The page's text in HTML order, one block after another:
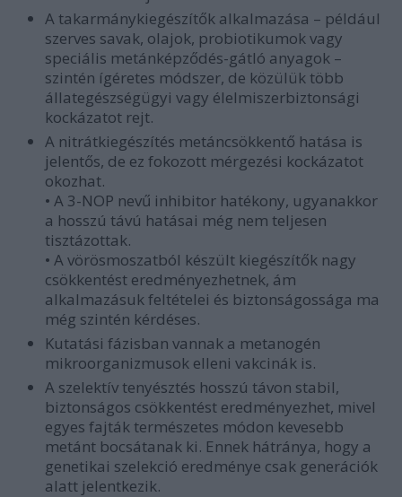
A takarmánykiegészítők alkalmazása – például
szerves savak, olajok, probiotikumok vagy
speciális metánképződés-gátló anyagok –
szintén ígéretes módszer, de közülük több
állategészségügyi vagy élelmiszerbiztonsági
kockázatot rejt.
A nitrátkiegészítés metáncsökkentő hatása is
jelentős, de ez fokozott mérgezési kockázatot
okozhat.
• A 3-NOP nevű inhibitor hatékony, ugyanakkor
a hosszú távú hatásai még nem teljesen
tisztázottak.
• A vörösmoszatból készült kiegészítők nagy
csökkentést eredményezhetnek, ám
alkalmazásuk feltételei és biztonságossága ma
még szintén kérdéses.
Kutatási fázisban vannak a metanogén
mikroorganizmusok elleni vakcinák is.
A szelektív tenyésztés hosszú távon stabil,
biztonságos csökkentést eredményezhet, mivel
egyes fajták természetes módon kevesebb
metánt bocsátanak ki. Ennek hátránya, hogy a
genetikai szelekció eredménye csak generációk
alatt jelentkezik.